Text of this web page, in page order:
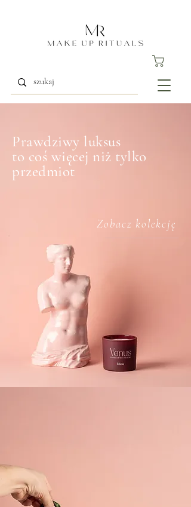
Prawdziwy luksus
to coś więcej niż tylko
przedmiot
Zobacz kolekcję